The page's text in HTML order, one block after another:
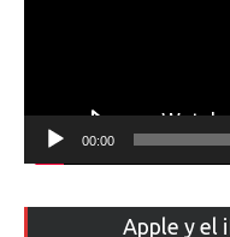
00:00
Apple y el